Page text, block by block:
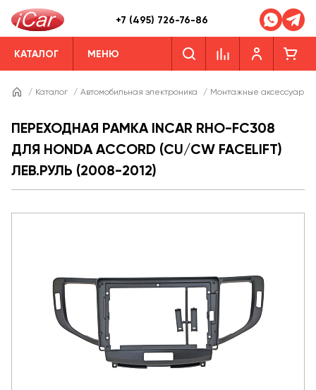
+7 (495) 726-76-86
КАТАЛОГ МЕНЮ
/ Каталог / Автомобильная электроника / Монтажные аксессуары
ПЕРЕХОДНАЯ РАМКА INCAR RHO-FC308
ДЛЯ HONDA ACCORD (CU/CW FACELIFT)
ЛЕВ.РУЛЬ (2008-2012)